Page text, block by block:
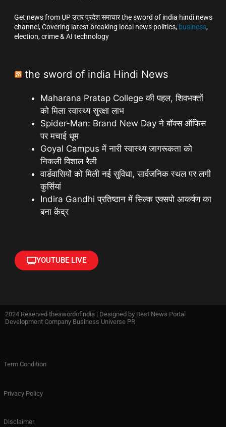
Get news from UP उत्तर प्रदेश समाचार the sword of india hindi news
channel, Covering latest breaking local news politics, business,
election, crime & AI technology
the sword of india Hindi News
Maharana Pratap College की पहल, शिवभक्तों
को मिला स्वास्थ्य सुरक्षा लाभ
Spider-Man: Brand New Day ने बॉक्स ऑफिस
पर मचाई धूम
Goyal Campus में नारी स्वास्थ्य जागरूकता को
निकली विशाल रैली
वार्डवासियों को मिली नई सुविधा, सार्वजनिक स्थल पर लगी
कुर्सियां
Indira Gandhi प्रतिष्ठान में सिल्क एक्सपो आकर्षण का
बना केंद्र
YOUTUBE LIVE
2024 Reserved theswordofindia | Designed by Best News Portal
Development Company Business Universe PR
Term Condition
Privacy Policy
Disclaimer